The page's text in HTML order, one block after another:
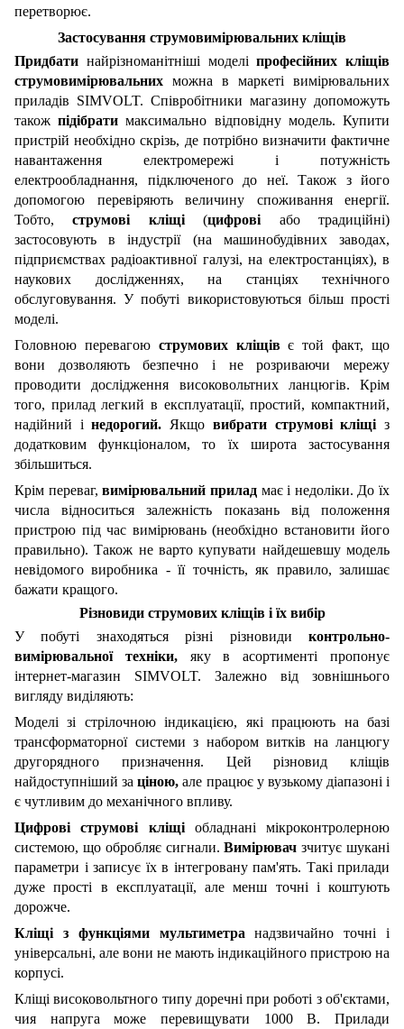
перетворює.
Застосування струмовимірювальних кліщів
Придбати найрізноманітніші моделіпрофесійних кліщів
струмовимірювальних можна в маркеті вимірювальних
приладів SIMVOLT. Співробітники магазину допоможуть
такожпідібрати максимально відповідну модель. Купити
пристрій необхідно скрізь, де потрібно визначити фактичне
навантаження електромережі і потужність
електрообладнання, підключеного до неї. Також з його
допомогою перевіряють величину споживання енергії.
Тобто,струмові кліщі(цифрові або традиційні)
застосовують в індустрії (на машинобудівних заводах,
підприємствах радіоактивної галузі, на електростанціях), в
наукових дослідженнях, на станціях технічного
обслуговування. У побуті використовуються більш прості
моделі.
Головною перевагою струмових кліщівє той факт, що
вони дозволяють безпечно і не розриваючи мережу
проводити дослідження високовольтних ланцюгів. Крім
того, прилад легкий в експлуатації, простий, компактний,
надійний інедорогий. Якщо вибрати струмові кліщі з
додатковим функціоналом, то їх широта застосування
збільшиться.
Крім переваг,вимірювальний приладмає і недоліки. До їх
числа відноситься залежність показань від положення
пристрою під час вимірювань (необхідно встановити його
правильно). Також не варто купувати найдешевшу модель
невідомого виробника - її точність, як правило, залишає
бажати кращого.
Різновиди струмових кліщіві їх вибір
У побуті знаходяться різні різновиди контрольно-
вимірювальної техніки,яку в асортименті пропонує
інтернет-магазин SIMVOLT. Залежно від зовнішнього
вигляду виділяють:
Моделі зі стрілочною індикацією, які працюють на базі
трансформаторної системи з набором витків на ланцюгу
другорядного призначення. Цей різновид кліщів
найдоступніший заціною, але працює у вузькому діапазоні і
є чутливим до механічного впливу.
Цифрові струмові кліщіобладнані мікроконтролерною
системою, що обробляє сигнали.Вимірювач зчитує шукані
параметри і записує їх в інтегровану пам'ять. Такі прилади
дуже прості в експлуатації, але менш точні і коштують
дорожче.
Кліщі з функціями
мультиметра надзвичайно точні і
універсальні, але вони не мають індикаційного пристрою на
корпусі.
Кліщі високовольтного типу доречні при роботі з об'єктами,
чия напруга може перевищувати 1000 В. Прилади